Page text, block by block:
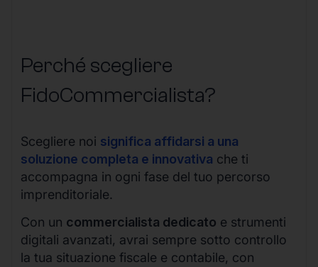
Perché scegliere
FidoCommercialista?
Scegliere noi significa affidarsi a una
soluzione completa e innovativa che ti
accompagna in ogni fase del tuo percorso
imprenditoriale.
Con un commercialista dedicato e strumenti
digitali avanzati, avrai sempre sotto controllo
la tua situazione fiscale e contabile, con